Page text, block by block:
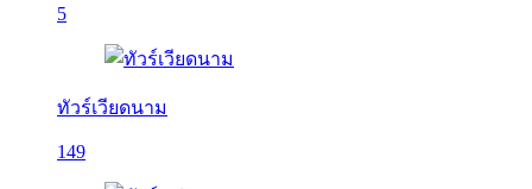
5
ทัวร์เวียดนาม
149